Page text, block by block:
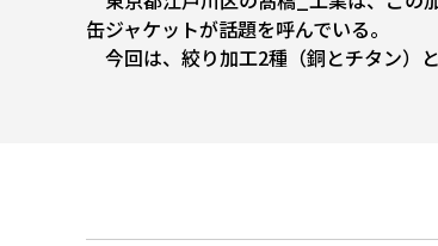
缶ジャケットが話題を呼んでいる。
今回は、絞り加工2種（銅とチタン）